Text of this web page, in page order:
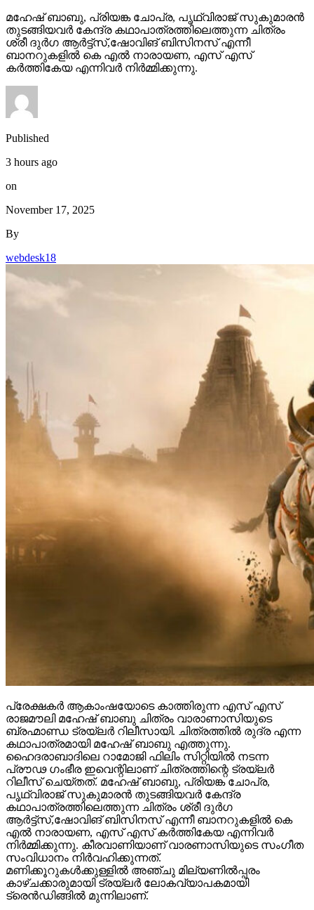
മഹേഷ് ബാബു, പ്രിയങ്ക ചോപ്ര, പൃഥ്വിരാജ് സുകുമാരൻ
തുടങ്ങിയവർ കേന്ദ്ര കഥാപാത്രത്തിലെത്തുന്ന ചിത്രം
ശ്രീ ദുർഗ ആർട്ട്സ്,ഷോവിങ് ബിസിനസ് എന്നീ
ബാനറുകളിൽ കെ എൽ നാരായണ, എസ് എസ്
കർത്തികേയ എന്നിവർ നിർമ്മിക്കുന്നു.
Published
3 hours ago
on
November 17, 2025
By
webdesk18
പ്രേക്ഷകർ ആകാംഷയോടെ കാത്തിരുന്ന എസ് എസ്
രാജമൗലി മഹേഷ് ബാബു ചിത്രം വാരാണാസിയുടെ
ബ്രഹ്മാണ്ഡ ട്രയ്ലർ റിലീസായി. ചിത്രത്തിൽ രുദ്ര എന്ന
കഥാപാത്രമായി മഹേഷ് ബാബു എത്തുന്നു.
ഹൈദരാബാദിലെ റാമോജി ഫിലിം സിറ്റിയിൽ നടന്ന
പ്രൗഢ ഗംഭീര ഇവെന്റിലാണ് ചിത്രത്തിന്റെ ട്രയ്ലർ
റിലീസ് ചെയ്തത്. മഹേഷ് ബാബു, പ്രിയങ്ക ചോപ്ര,
പൃഥ്വിരാജ് സുകുമാരൻ തുടങ്ങിയവർ കേന്ദ്ര
കഥാപാത്രത്തിലെത്തുന്ന ചിത്രം ശ്രീ ദുർഗ
ആർട്ട്സ്,ഷോവിങ് ബിസിനസ് എന്നീ ബാനറുകളിൽ കെ
എൽ നാരായണ, എസ് എസ് കർത്തികേയ എന്നിവർ
നിർമ്മിക്കുന്നു. കീരവാണിയാണ് വാരണാസിയുടെ സംഗീത
സംവിധാനം നിർവഹിക്കുന്നത്.
മണിക്കൂറുകൾക്കുള്ളിൽ അഞ്ചു മില്യണിൽപ്പരം
കാഴ്ചക്കാരുമായി ട്രയ്ലർ ലോകവ്യാപകമായി
ട്രെൻഡിങ്ങിൽ മുന്നിലാണ്.